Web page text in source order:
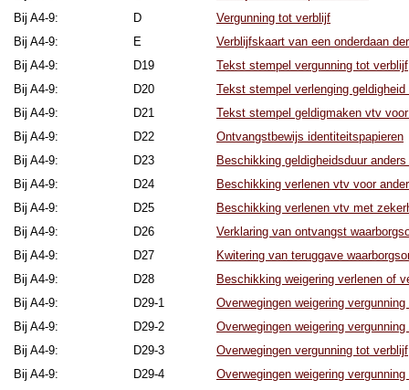
Bij A4-9:
D
Vergunning tot verblijf
Bij A4-9:
E
Verblijfskaart van een onderdaan
Bij A4-9:
D19
Tekst stempel vergunning tot verblijf
Bij A4-9:
D20
Tekst stempel verlenging
Bij A4-9:
D21
Tekst stempel geldigmaken vtv
Bij A4-9:
D22
Ontvangstbewijs identiteitspapieren
Bij A4-9:
D23
Beschikking geldigheidsduur
Bij A4-9:
D24
Beschikking verlenen vtv voor
Bij A4-9:
D25
Beschikking verlenen vtv met
Bij A4-9:
D26
Verklaring van ontvangst
Bij A4-9:
D27
Kwitering van teruggave
Bij A4-9:
D28
Beschikking weigering verlenen of
Bij A4-9:
D29-1
Overwegingen weigering
Bij A4-9:
D29-2
Overwegingen weigering
Bij A4-9:
D29-3
Overwegingen vergunning tot verblijf
Bij A4-9:
D29-4
Overwegingen weigering